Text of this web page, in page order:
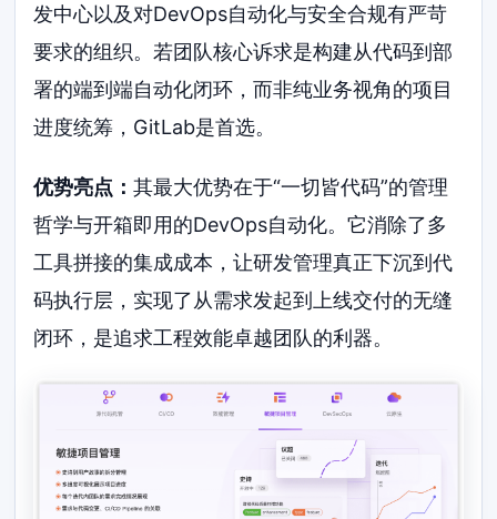
发中心以及对DevOps自动化与安全合规有严苛
要求的组织。若团队核心诉求是构建从代码到部
署的端到端自动化闭环，而非纯业务视角的项目
进度统筹，GitLab是首选。
优势亮点：其最大优势在于“一切皆代码”的管理
哲学与开箱即用的DevOps自动化。它消除了多
工具拼接的集成成本，让研发管理真正下沉到代
码执行层，实现了从需求发起到上线交付的无缝
闭环，是追求工程效能卓越团队的利器。